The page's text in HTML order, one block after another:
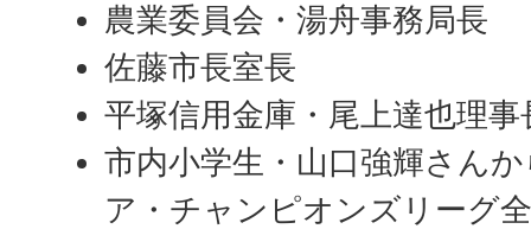
農業委員会・湯舟事務局長
佐藤市長室長
平塚信用金庫・尾上達也理事
市内小学生・山口強輝さん
ア・チャンピオンズリーグ